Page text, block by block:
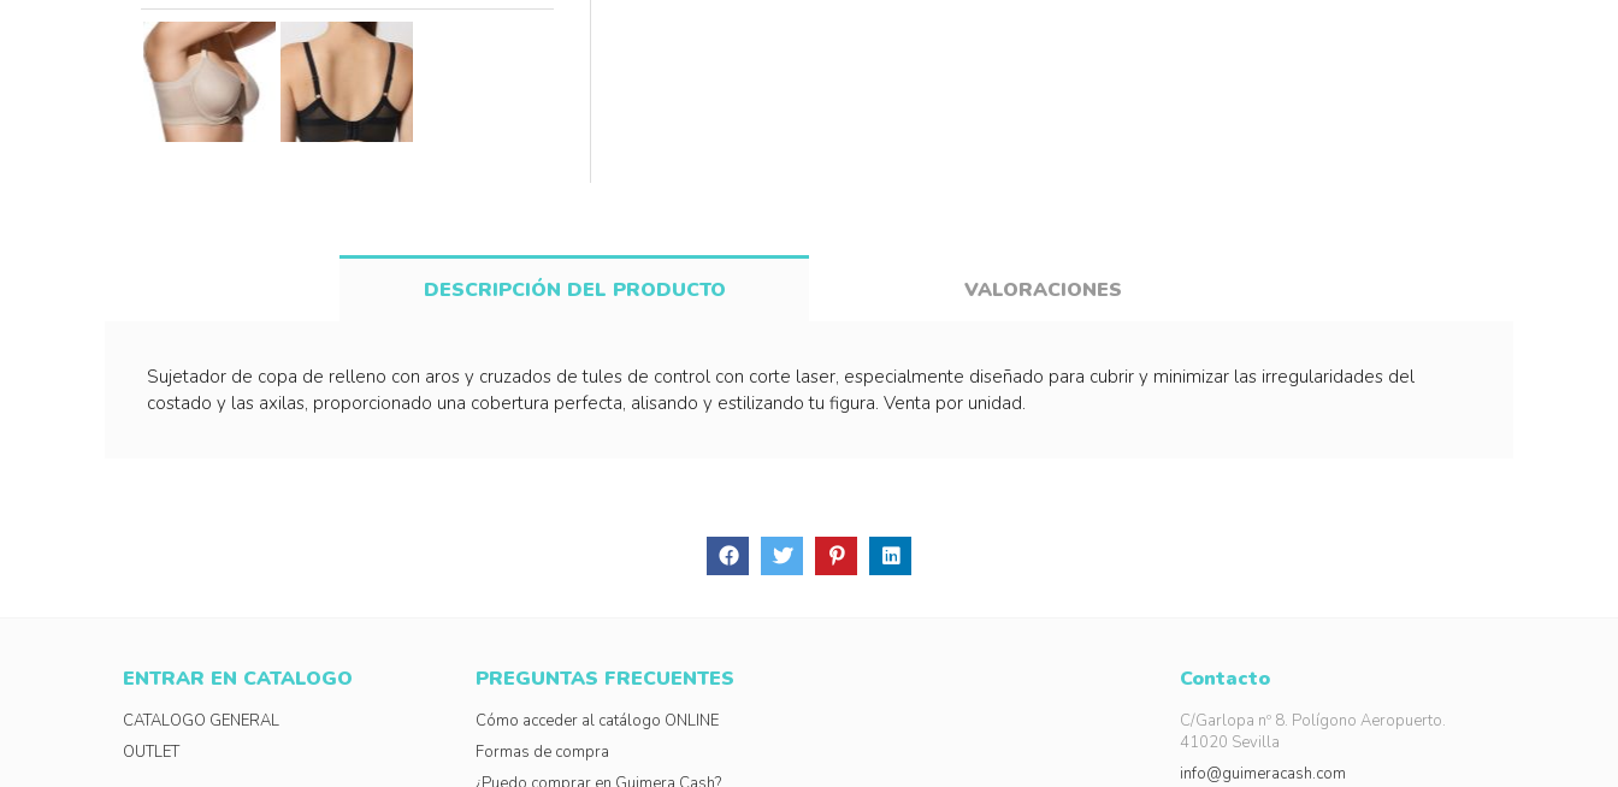
DESCRIPCIÓN DEL PRODUCTO VALORACIONES
Sujetador de copa de relleno con aros y cruzados de tules de control con corte laser, especialmente diseñado para cubrir y minimizar las irregularidades del
costado y las axilas, proporcionado una cobertura perfecta, alisando y estilizando tu figura. Venta por unidad.
ENTRAR EN CATALOGO
CATALOGO GENERAL
OUTLET
PREGUNTAS FRECUENTES
Cómo acceder al catálogo ONLINE
Formas de compra
Contacto
C/Garlopa nº 8. Polígono Aeropuerto.
41020 Sevilla
info@guimeracash.com